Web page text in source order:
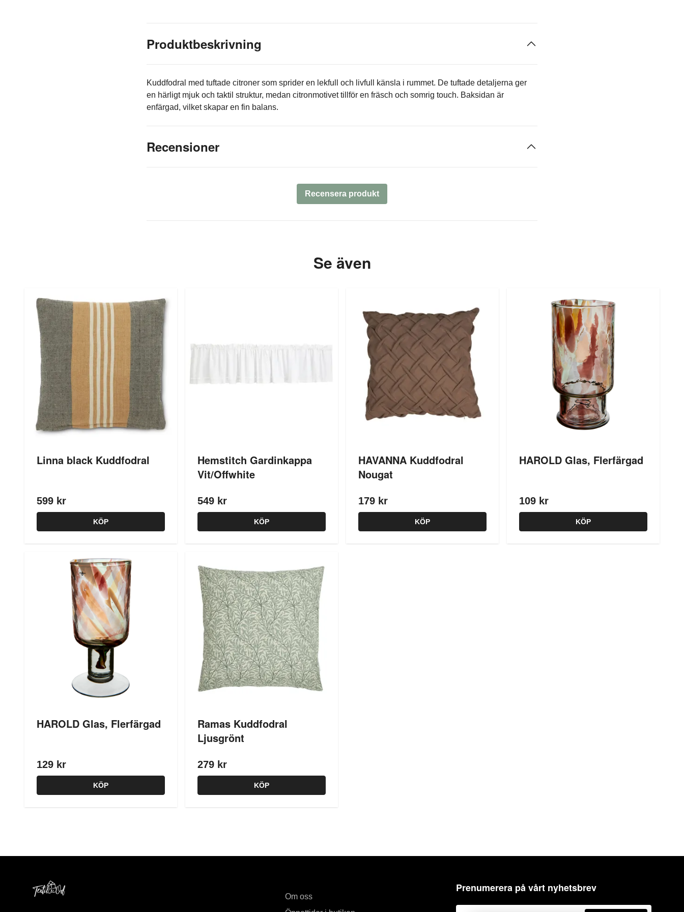
Produktbeskrivning
Kuddfodral med tuftade citroner som sprider en lekfull och livfull känsla i rummet. De tuftade detaljerna ger
en härligt mjuk och taktil struktur, medan citronmotivet tillför en fräsch och somrig touch. Baksidan är
enfärgad, vilket skapar en fin balans.
Recensioner
Recensera produkt
Se även
Linna black Kuddfodral
599 kr
KÖP
Hemstitch Gardinkappa
Vit/Offwhite
549 kr
KÖP
HAVANNA Kuddfodral
Nougat
179 kr
KÖP
HAROLD Glas, Flerfärgad
109 kr
KÖP
HAROLD Glas, Flerfärgad
129 kr
KÖP
Ramas Kuddfodral
Ljusgrönt
279 kr
KÖP
Om oss
Prenumerera på vårt nyhetsbrev